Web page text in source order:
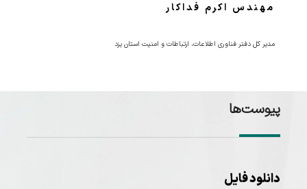
مهندس اکرم فداکار
مدیر کل دفتر فناوری اطلاعات، ارتباطات و امنیت استان یزد
پیوست‌ها
دانلود فایل